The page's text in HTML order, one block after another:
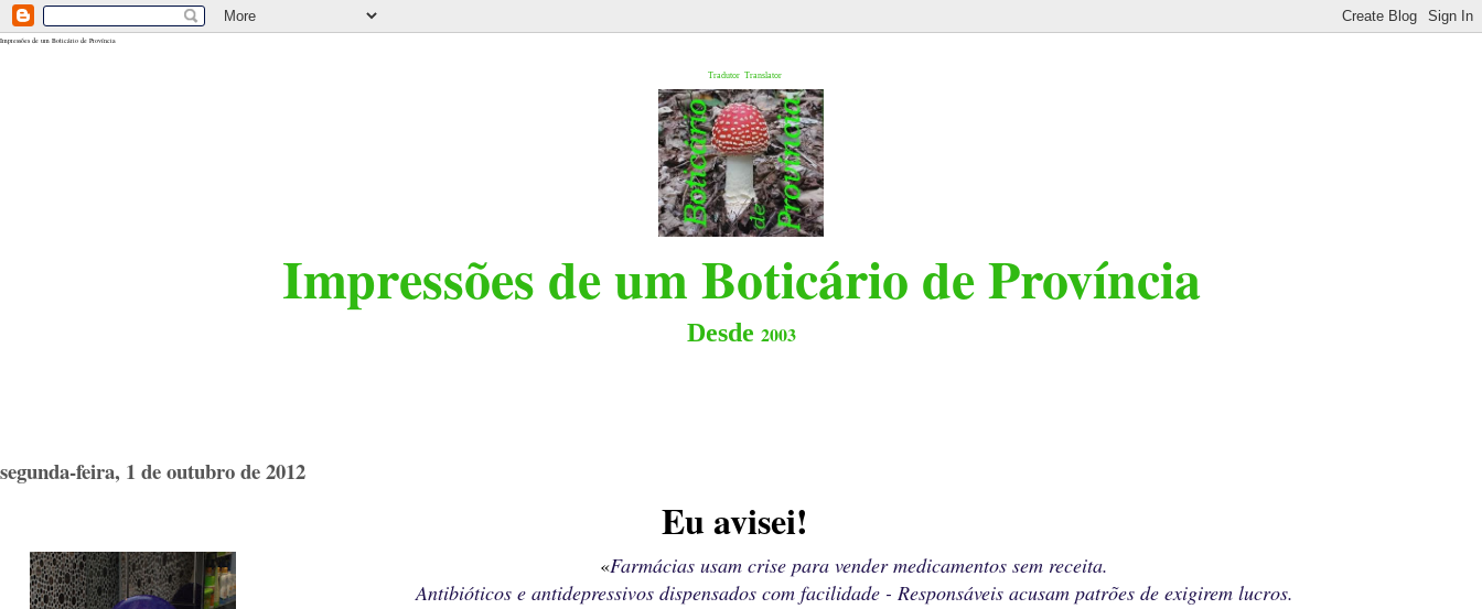
<$BlogRSDUrl$>
Impressões de um Boticário de Província
Tradutor Translator
Impressões de um Boticário de Província
Desde 2003
segunda-feira, 1 de outubro de 2012
Eu avisei!
«Farmácias usam crise para vender medicamentos sem receita.
Antibióticos e antidepressivos dispensados com facilidade - Responsáveis acusam patrões de exigirem lucros.